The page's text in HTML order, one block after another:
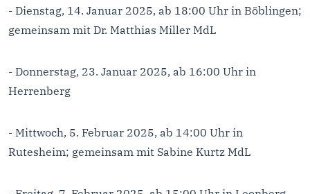
- Dienstag, 14. Januar 2025, ab 18:00 Uhr in Böblingen;
gemeinsam mit Dr. Matthias Miller MdL
- Donnerstag, 23. Januar 2025, ab 16:00 Uhr in
Herrenberg
- Mittwoch, 5. Februar 2025, ab 14:00 Uhr in
Rutesheim; gemeinsam mit Sabine Kurtz MdL